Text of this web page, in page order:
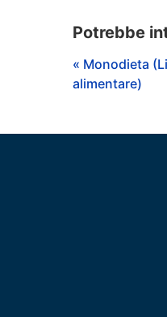
Potrebbe
« Monodieta
alimentare)